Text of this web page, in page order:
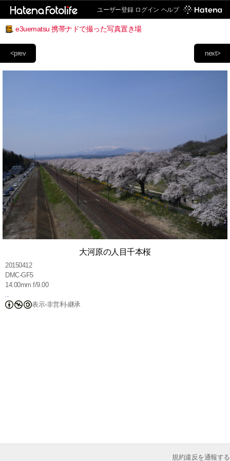
ユーザー登録 ログイン ヘルプ
e3uematsu 携帯ナドで撮った写真置き場
next>
<prev
大河原の人目千本桜
20150412
DMC-GF5
14.00mm f/9.00
表示-非営利-継承
規約違反を通報する